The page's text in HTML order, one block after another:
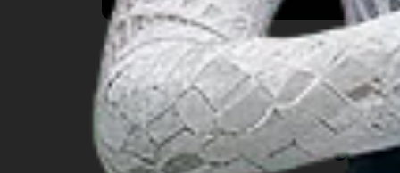
INSIGHT
Travel Ideas